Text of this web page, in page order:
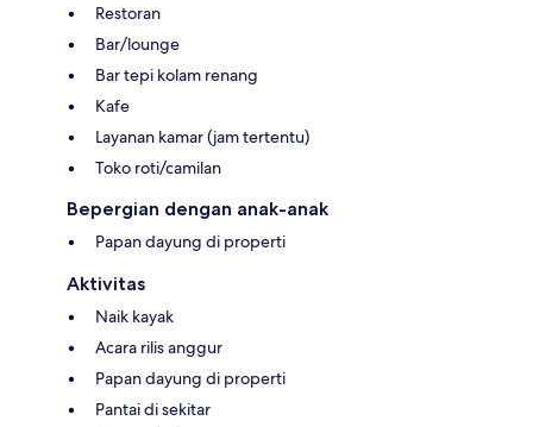
Restoran
Bar/lounge
Bar tepi kolam renang
Kafe
Layanan kamar (jam tertentu)
Toko roti/camilan
Bepergian dengan anak-anak
Papan dayung di properti
Aktivitas
Naik kayak
Acara rilis anggur
Papan dayung di properti
Pantai di sekitar